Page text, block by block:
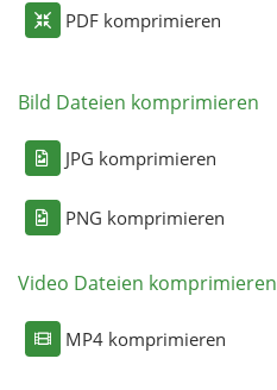
PDF komprimieren
Bild Dateien komprimieren
JPG komprimieren
PNG komprimieren
Video Dateien komprimieren
MP4 komprimieren